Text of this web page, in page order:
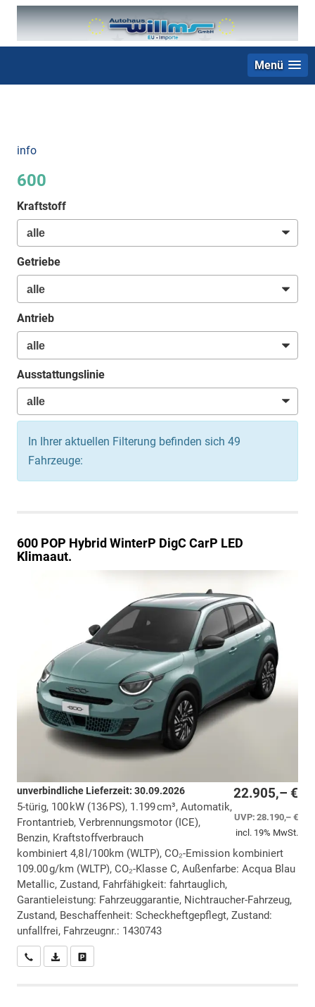
Menü
info
600
Kraftstoff
Getriebe
Antrieb
Ausstattungslinie
In Ihrer aktuellen Filterung befinden sich 49
Fahrzeuge:
600 POP Hybrid WinterP DigC CarP LED
Klimaaut.
22.905,– €
UVP:28.190,– €
incl. 19% MwSt.
unverbindliche Lieferzeit: 30.09.2026
5-türig, 100 kW (136 PS), 1.199 cm³, Automatik,
Frontantrieb, Verbrennungsmotor (ICE),
Benzin, Kraftstoffverbrauch
kombiniert 4,8 l/100km (WLTP), CO₂-Emission kombiniert
109.00 g/km (WLTP), CO₂-Klasse C, Außenfarbe: Acqua Blau
Metallic, Zustand, Fahrfähigkeit: fahrtauglich,
Garantieleistung: Fahrzeuggarantie, Nichtraucher-Fahrzeug,
Zustand, Beschaffenheit: Scheckheftgepflegt, Zustand:
unfallfrei, Fahrzeugnr.: 1430743
Wir rufen Sie anPDF-Datei, Fahrzeugexposé drucken